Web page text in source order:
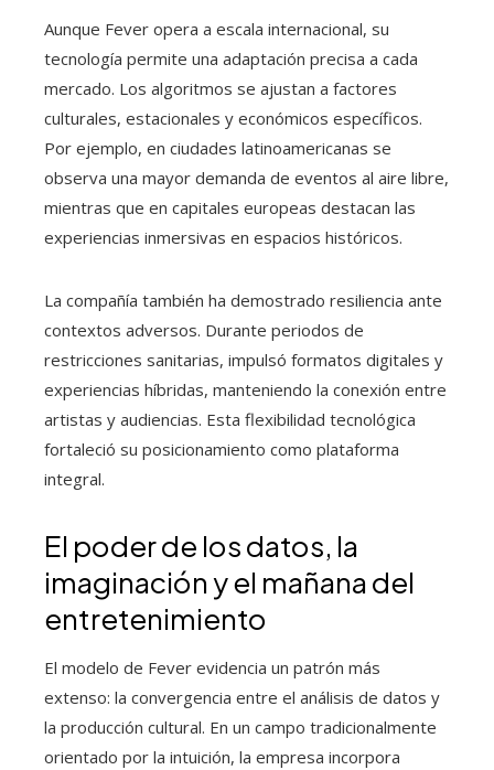
Aunque Fever opera a escala internacional, su
tecnología permite una adaptación precisa a cada
mercado. Los algoritmos se ajustan a factores
culturales, estacionales y económicos específicos.
Por ejemplo, en ciudades latinoamericanas se
observa una mayor demanda de eventos al aire libre,
mientras que en capitales europeas destacan las
experiencias inmersivas en espacios históricos.
La compañía también ha demostrado resiliencia ante
contextos adversos. Durante periodos de
restricciones sanitarias, impulsó formatos digitales y
experiencias híbridas, manteniendo la conexión entre
artistas y audiencias. Esta flexibilidad tecnológica
fortaleció su posicionamiento como plataforma
integral.
El poder de los datos, la
imaginación y el mañana del
entretenimiento
El modelo de Fever evidencia un patrón más
extenso: la convergencia entre el análisis de datos y
la producción cultural. En un campo tradicionalmente
orientado por la intuición, la empresa incorpora